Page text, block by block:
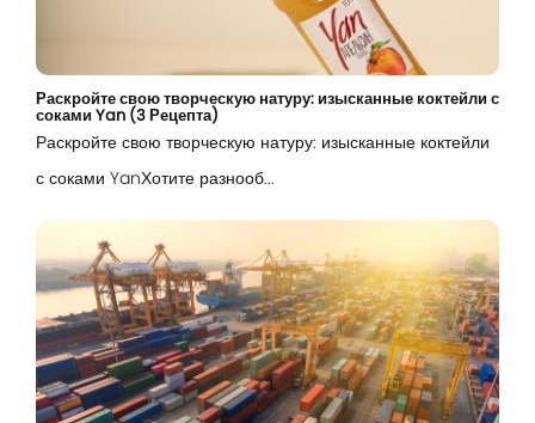
Раскройте свою творческую натуру: изысканные коктейли с
соками Yan (3 Рецепта)
Раскройте свою творческую натуру: изысканные коктейли
с соками YanХотите разнооб...